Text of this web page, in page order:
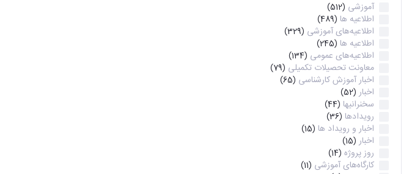
آموزشی (512)
اطلاعیه ها (489)
اطلاعیه‌های‌ آموزشی (329)
اطلاعیه ها (245)
اطلاعیه‌های عمومی (134)
معاونت تحصیلات تکمیلی (79)
اخبار آموزش کارشناسی (65)
اخبار (52)
سخنرانیها (44)
رویدادها (36)
اخبار و رویداد ها (15)
اخبار (15)
روز پروژه (14)
کارگاه‌های آموزشی (11)